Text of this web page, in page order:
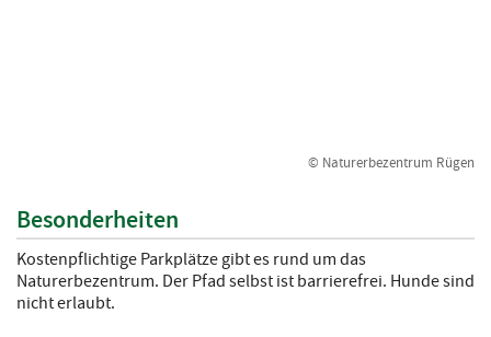
© Naturerbezentrum Rügen
Besonderheiten
Kostenpflichtige Parkplätze gibt es rund um das
Naturerbezentrum. Der Pfad selbst ist barrierefrei. Hunde sind
nicht erlaubt.